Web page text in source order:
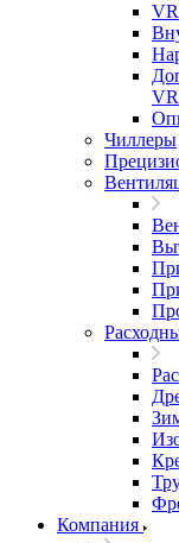
Чиллеры
Компания